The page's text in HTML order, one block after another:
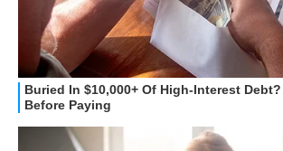
HOW TO